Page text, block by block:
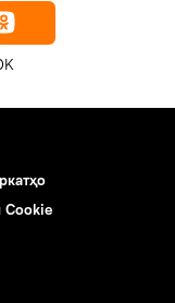
Cookie